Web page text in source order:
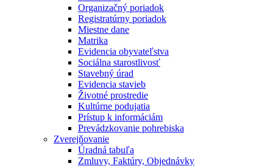
Organizačný poriadok
Registratúrny poriadok
Miestne dane
Matrika
Evidencia obyvateľstva
Sociálna starostlivosť
Stavebný úrad
Evidencia stavieb
Životné prostredie
Kultúrne podujatia
Prístup k informáciám
Prevádzkovanie pohrebiska
Zverejňovanie
Úradná tabuľa
Zmluvy, Faktúry, Objednávky